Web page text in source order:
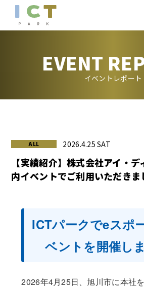
EVENT
イベントレポート
2026.4.25 SAT
【実績紹介】株式会社アイ・
内イベントでご利用いただきま
ICTパークでeスポ
ベントを開催し
2026年4月25日、旭川市に本社